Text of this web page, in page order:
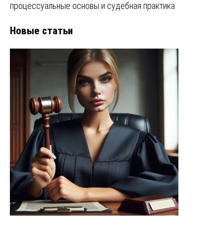
процессуальные основы и судебная практика
Новые статьи